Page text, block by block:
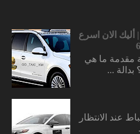
٢٤ ساعة | أليك الان اسرع
الكويت ٢٤ ساعة مقدمة ما هي
عند الانتظار